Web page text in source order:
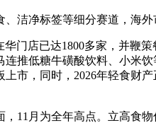
净标签等细分赛道，海外
店已达1800多家，并鞭策
连推低糖牛磺酸饮料、小米
市，同时，2026年轻食财
月为全年高点。立高食物